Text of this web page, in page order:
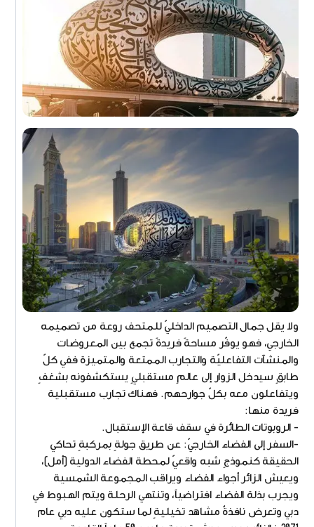
ولا يقل جمال التصميم الداخليّ للمتحف روعة من تصميمه
الخارجي، فهو يوفّر مساحةً فريدةً تجمع بين المعروضات
والمنشآت التفاعليّة والتجارب الممتعة والمتميزة ففي كلّ
طابقٍ سيدخل الزوار إلى عالمٍ مستقبليٍ يستكشفونه بشغفٍ
ويتفاعلون معه بكلّ جوارحهم. فهناك تجارب مستقبلية
فريدة منها:
- الروبوتات الطائرة في سقف قاعة الإستقبال.
-السفر إلى الفضاء الخارجيّ: عن طريق جولةٍ بمركبةٍ تحاكي
الحقيقة كنموذجٍ شبه واقعيّ لمحطة الفضاء الدولية (أمل)،
ويعيش الزائر أجواء الفضاء ويراقب المجموعة الشمسية
ويجرب بذلة الفضاء افتراضياً، وتنتهي الرحلة ويتم الهبوط في
دبي وتعرض نافذةٌ مشاهد تخيليةٍ لما ستكون عليه دبي عام